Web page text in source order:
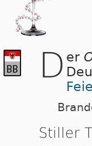
D er
Stiller